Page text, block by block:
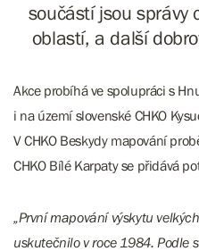
součástí jsou správy
oblastí, a další
Akce probíhá ve spolupráci s
i na území slovenské CHKO
V CHKO Beskydy mapování
CHKO Bílé Karpaty se přidává
„První mapování výskytu
uskutečnilo v roce 1984. Podle